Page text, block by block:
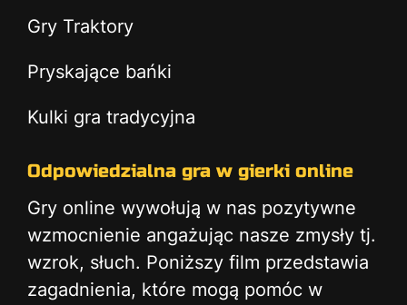
Gry Traktory
Pryskające bańki
Kulki gra tradycyjna
Odpowiedzialna gra w gierki online
Gry online wywołują w nas pozytywne
wzmocnienie angażując nasze zmysły tj.
wzrok, słuch. Poniższy film przedstawia
zagadnienia, które mogą pomóc w